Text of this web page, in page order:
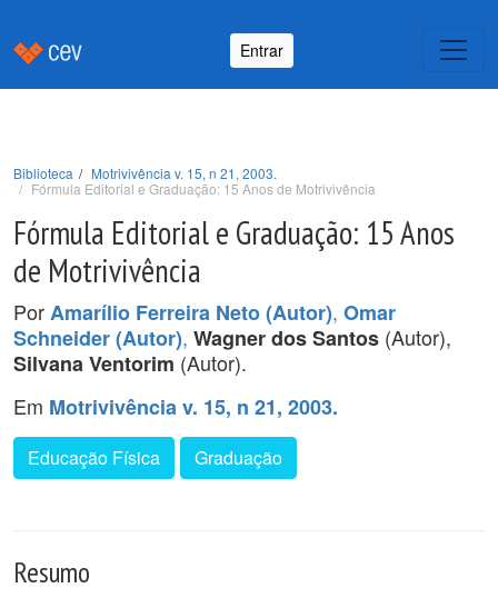
Entrar
Biblioteca
Motrivivência v. 15, n 21, 2003.
Fórmula Editorial e Graduação: 15 Anos de Motrivivência
Fórmula Editorial e Graduação: 15 Anos
de Motrivivência
PorAmarílio Ferreira Neto (Autor), Omar
Schneider (Autor), Wagner dos Santos (Autor),
Silvana Ventorim (Autor).
Em Motrivivência v. 15, n 21, 2003.
Educação Física Graduação
Resumo